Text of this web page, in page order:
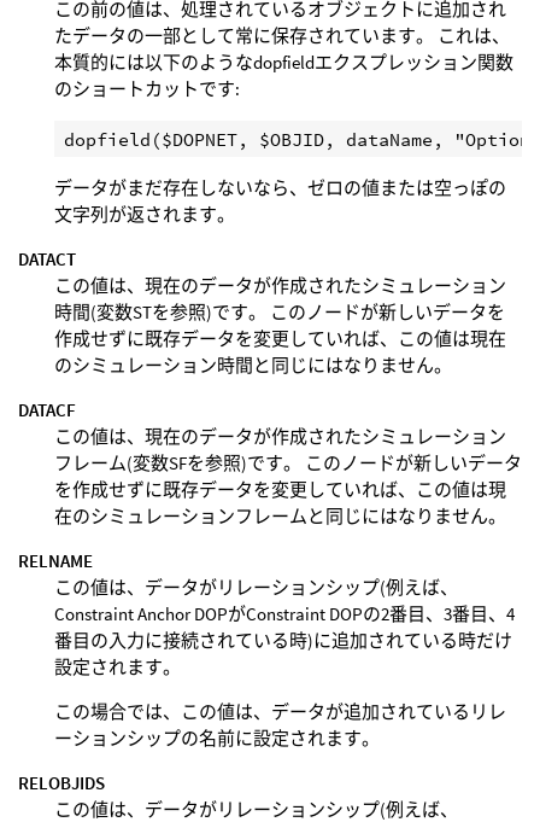
この前の値は、処理されているオブジェクトに追加され
たデータの一部として常に保存されています。 これは、
本質的には以下のようなdopfieldエクスプレッション関数
のショートカットです:
データがまだ存在しないなら、ゼロの値または空っぽの
文字列が返されます。
DATACT
この値は、現在のデータが作成されたシミュレーション
時間(変数STを参照)です。 このノードが新しいデータを
作成せずに既存データを変更していれば、この値は現在
のシミュレーション時間と同じにはなりません。
DATACF
この値は、現在のデータが作成されたシミュレーション
フレーム(変数SFを参照)です。 このノードが新しいデータ
を作成せずに既存データを変更していれば、この値は現
在のシミュレーションフレームと同じにはなりません。
RELNAME
この値は、データがリレーションシップ(例えば、
Constraint Anchor DOPがConstraint DOPの2番目、3番目、4
番目の入力に接続されている時)に追加されている時だけ
設定されます。
この場合では、この値は、データが追加されているリレ
ーションシップの名前に設定されます。
RELOBJIDS
この値は、データがリレーションシップ(例えば、